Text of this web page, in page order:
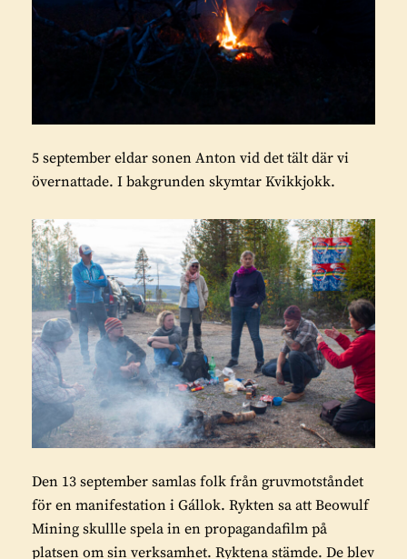
5 september eldar sonen Anton vid det tält där vi
övernattade. I bakgrunden skymtar Kvikkjokk.
Den 13 september samlas folk från gruvmotståndet
för en manifestation i Gállok. Rykten sa att Beowulf
Mining skullle spela in en propagandafilm på
platsen om sin verksamhet. Ryktena stämde. De blev